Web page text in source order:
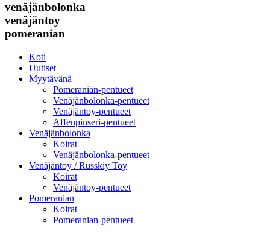
venäjänbolonka
venäjäntoy
pomeranian
Koti
Uutiset
Myytävänä
Pomeranian-pentueet
Venäjänbolonka-pentueet
Venäjäntoy-pentueet
Affenpinseri-pentueet
Venäjänbolonka
Koirat
Venäjänbolonka-pentueet
Venäjäntoy / Russkiy Toy
Koirat
Venäjäntoy-pentueet
Pomeranian
Koirat
Pomeranian-pentueet